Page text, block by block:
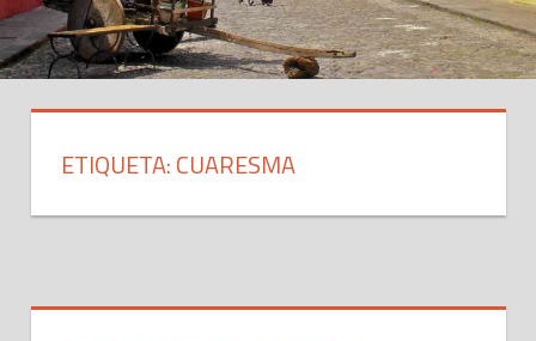
ETIQUETA: CUARESMA